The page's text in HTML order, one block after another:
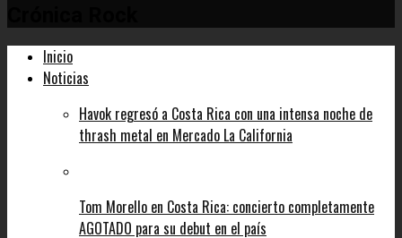
Inicio
Noticias
Havok regresó a Costa Rica con una intensa noche de
thrash metal en Mercado La California
Tom Morello en Costa Rica: concierto completamente
AGOTADO para su debut en el país